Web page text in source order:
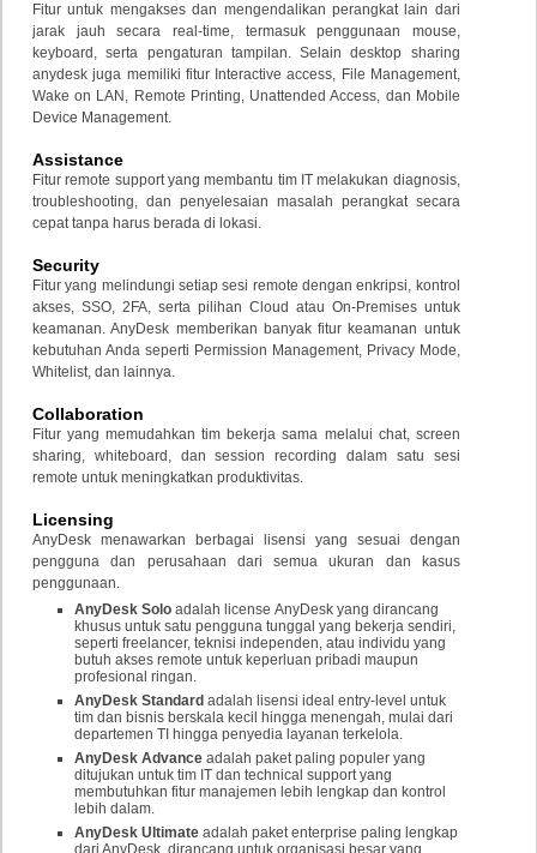
Fitur untuk mengakses dan mengendalikan perangkat lain dari
jarak jauh secara real-time, termasuk penggunaan mouse,
keyboard, serta pengaturan tampilan. Selain desktop sharing
anydesk juga memiliki fitur Interactive access, File Management,
Wake on LAN, Remote Printing, Unattended Access, dan Mobile
Device Management.
Assistance
Fitur remote support yang membantu tim IT melakukan diagnosis,
troubleshooting, dan penyelesaian masalah perangkat secara
cepat tanpa harus berada di lokasi.
Security
Fitur yang melindungi setiap sesi remote dengan enkripsi, kontrol
akses, SSO, 2FA, serta pilihan Cloud atau On-Premises untuk
keamanan. AnyDesk memberikan banyak fitur keamanan untuk
kebutuhan Anda seperti Permission Management, Privacy Mode,
Whitelist, dan lainnya.
Collaboration
Fitur yang memudahkan tim bekerja sama melalui chat, screen
sharing, whiteboard, dan session recording dalam satu sesi
remote untuk meningkatkan produktivitas.
Licensing
AnyDesk menawarkan berbagai lisensi yang sesuai dengan
pengguna dan perusahaan dari semua ukuran dan kasus
penggunaan.
AnyDesk Solo adalah license AnyDesk yang dirancang
khusus untuk satu pengguna tunggal yang bekerja sendiri,
seperti freelancer, teknisi independen, atau individu yang
butuh akses remote untuk keperluan pribadi maupun
profesional ringan.
AnyDesk Standard adalah lisensi ideal entry-level untuk
tim dan bisnis berskala kecil hingga menengah, mulai dari
departemen TI hingga penyedia layanan terkelola.
AnyDesk Advance adalah paket paling populer yang
ditujukan untuk tim IT dan technical support yang
membutuhkan fitur manajemen lebih lengkap dan kontrol
lebih dalam.
AnyDesk Ultimate adalah paket enterprise paling lengkap
dari AnyDesk, dirancang untuk organisasi besar yang